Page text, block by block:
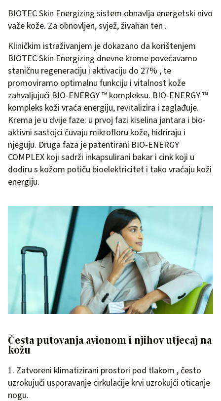
BIOTEC Skin Energizing sistem obnavlja energetski nivo
važe kože. Za obnovljen, svjež, živahan ten .
Kliničkim istraživanjem je dokazano da korištenjem
BIOTEC Skin Energizing dnevne kreme povećavamo
staničnu regeneraciju i aktivaciju do 27% , te
promoviramo optimalnu funkciju i vitalnost kože
zahvaljujući BIO-ENERGY ™ kompleksu. BIO-ENERGY ™
kompleks koži vraća energiju, revitalizira i zaglađuje.
Krema je u dvije faze: u prvoj fazi kiselina jantara i bio-
aktivni sastojci čuvaju mikrofloru kože, hidriraju i
njeguju. Druga faza je patentirani BIO-ENERGY
COMPLEX koji sadrži inkapsulirani bakar i cink koji u
dodiru s kožom potiču bioelektricitet i tako vraćaju koži
energiju.
Česta putovanja avionom i njihov utjecaj na
kožu
1. Zatvoreni klimatizirani prostori pod tlakom , često
uzrokujući usporavanje cirkulacije krvi uzrokujći oticanje
nogu.